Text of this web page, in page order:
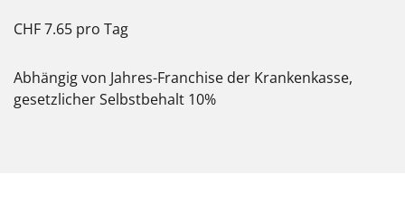
CHF 7.65 pro Tag
Abhängig von Jahres-Franchise der Krankenkasse,
gesetzlicher Selbstbehalt 10%